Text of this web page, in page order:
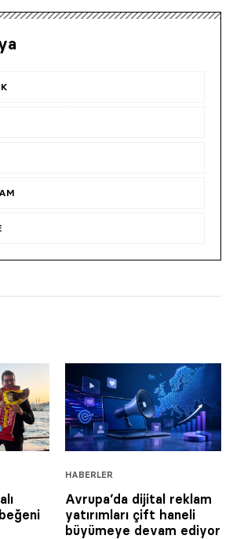
HABERLER
Avrupa’da dijital reklam
yatırımları çift haneli
büyümeye devam ediyor